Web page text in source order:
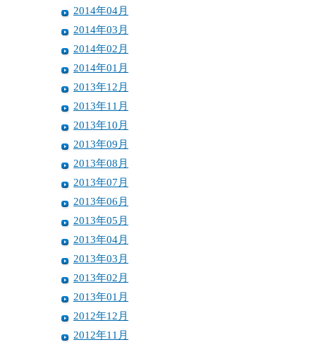
2014年04月
2014年03月
2014年02月
2014年01月
2013年12月
2013年11月
2013年10月
2013年09月
2013年08月
2013年07月
2013年06月
2013年05月
2013年04月
2013年03月
2013年02月
2013年01月
2012年12月
2012年11月